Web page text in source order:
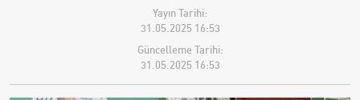
Yayın Tarihi:
31.05.2025 16:53
Güncelleme Tarihi:
31.05.2025 16:53